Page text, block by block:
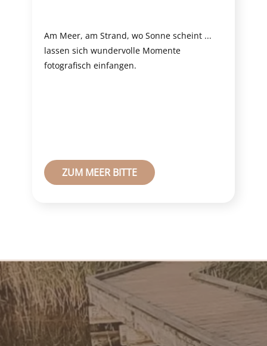
Am Meer, am Strand, wo Sonne scheint ...
lassen sich wundervolle Momente
fotografisch einfangen.
ZUM MEER BITTE